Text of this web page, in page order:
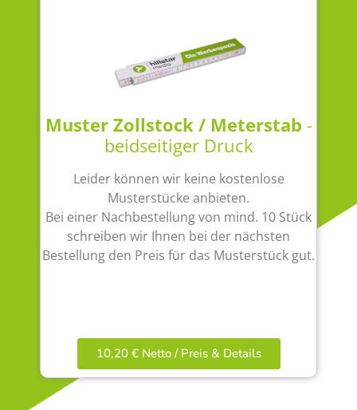
Muster Zollstock / Meterstab -
beidseitiger Druck
Leider können wir keine kostenlose
Musterstücke anbieten.
Bei einer Nachbestellung von mind. 10 Stück
schreiben wir Ihnen bei der nächsten
Bestellung den Preis für das Musterstück gut.
10,20 € Netto / Preis & Details